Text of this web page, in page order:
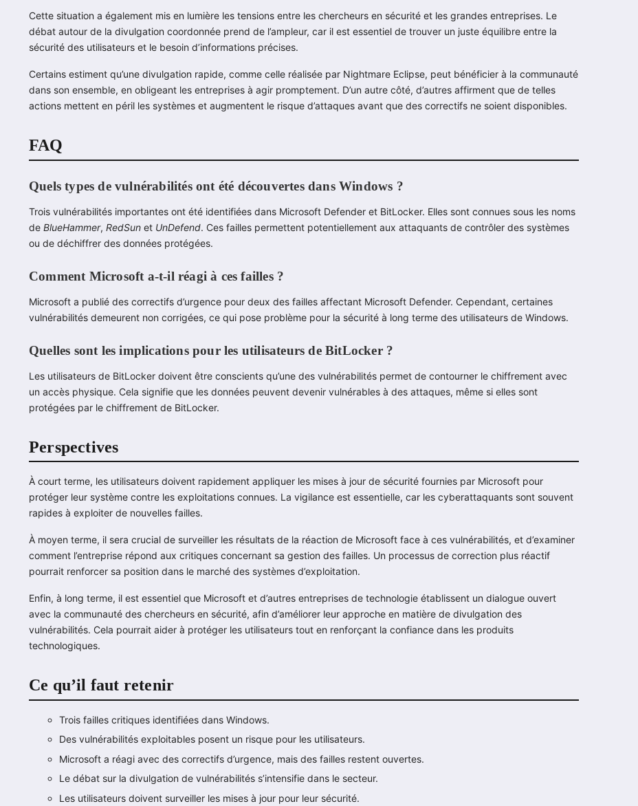
Cette situation a également mis en lumière les tensions entre les chercheurs en sécurité et les grandes entreprises. Le
débat autour de la divulgation coordonnée prend de l’ampleur, car il est essentiel de trouver un juste équilibre entre la
sécurité des utilisateurs et le besoin d’informations précises.
Certains estiment qu’une divulgation rapide, comme celle réalisée par Nightmare Eclipse, peut bénéficier à la communauté
dans son ensemble, en obligeant les entreprises à agir promptement. D’un autre côté, d’autres affirment que de telles
actions mettent en péril les systèmes et augmentent le risque d’attaques avant que des correctifs ne soient disponibles.
FAQ
Quels types de vulnérabilités ont été découvertes dans Windows ?
Trois vulnérabilités importantes ont été identifiées dans Microsoft Defender et BitLocker. Elles sont connues sous les noms
de BlueHammer, RedSun et UnDefend. Ces failles permettent potentiellement aux attaquants de contrôler des systèmes
ou de déchiffrer des données protégées.
Comment Microsoft a-t-il réagi à ces failles ?
Microsoft a publié des correctifs d’urgence pour deux des failles affectant Microsoft Defender. Cependant, certaines
vulnérabilités demeurent non corrigées, ce qui pose problème pour la sécurité à long terme des utilisateurs de Windows.
Quelles sont les implications pour les utilisateurs de BitLocker ?
Les utilisateurs de BitLocker doivent être conscients qu’une des vulnérabilités permet de contourner le chiffrement avec
un accès physique. Cela signifie que les données peuvent devenir vulnérables à des attaques, même si elles sont
protégées par le chiffrement de BitLocker.
Perspectives
À court terme, les utilisateurs doivent rapidement appliquer les mises à jour de sécurité fournies par Microsoft pour
protéger leur système contre les exploitations connues. La vigilance est essentielle, car les cyberattaquants sont souvent
rapides à exploiter de nouvelles failles.
À moyen terme, il sera crucial de surveiller les résultats de la réaction de Microsoft face à ces vulnérabilités, et d’examiner
comment l’entreprise répond aux critiques concernant sa gestion des failles. Un processus de correction plus réactif
pourrait renforcer sa position dans le marché des systèmes d’exploitation.
Enfin, à long terme, il est essentiel que Microsoft et d’autres entreprises de technologie établissent un dialogue ouvert
avec la communauté des chercheurs en sécurité, afin d’améliorer leur approche en matière de divulgation des
vulnérabilités. Cela pourrait aider à protéger les utilisateurs tout en renforçant la confiance dans les produits
technologiques.
Ce qu’il faut retenir
Trois failles critiques identifiées dans Windows.
Des vulnérabilités exploitables posent un risque pour les utilisateurs.
Microsoft a réagi avec des correctifs d’urgence, mais des failles restent ouvertes.
Le débat sur la divulgation de vulnérabilités s’intensifie dans le secteur.
Les utilisateurs doivent surveiller les mises à jour pour leur sécurité.